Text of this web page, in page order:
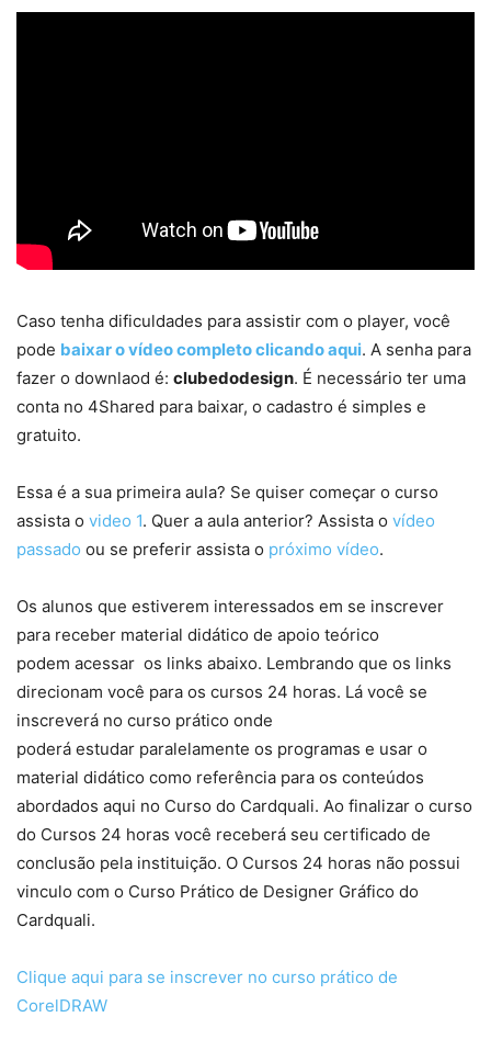
Caso tenha dificuldades para assistir com o player, você
pode baixar o vídeo completo clicando aqui. A senha para
fazer o downlaod é: clubedodesign. É necessário ter uma
conta no 4Shared para baixar, o cadastro é simples e
gratuito.
Essa é a sua primeira aula? Se quiser começar o curso
assista o video 1. Quer a aula anterior? Assista o vídeo
passado ou se preferir assista o próximo vídeo.
Os alunos que estiverem interessados em se inscrever
para receber material didático de apoio teórico
podem acessar os links abaixo. Lembrando que os links
direcionam você para os cursos 24 horas. Lá você se
inscreverá no curso prático onde
poderá estudar paralelamente os programas e usar o
material didático como referência para os conteúdos
abordados aqui no Curso do Cardquali. Ao finalizar o curso
do Cursos 24 horas você receberá seu certificado de
conclusão pela instituição. O Cursos 24 horas não possui
vinculo com o Curso Prático de Designer Gráfico do
Cardquali.
Clique aqui para se inscrever no curso prático de
CorelDRAW